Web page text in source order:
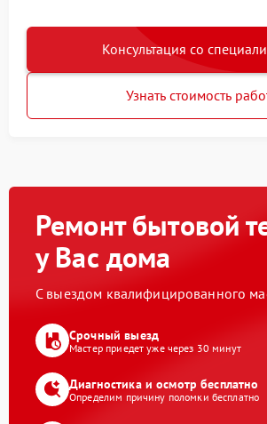
Консультация со
Узнать стоимость
Ремонт бытовой
у Вас дома
С выездом квалифицированного
Срочный выезд
Мастер приедет уже через 30 минут
Диагностика и осмотр бесплатно
Определим причину поломки бесплатно